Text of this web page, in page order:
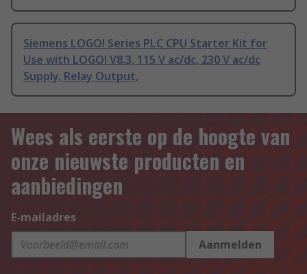
Siemens LOGO! Series PLC CPU Starter Kit for
Use with LOGO! V8.3, 115 V ac/dc, 230 V ac/dc
Supply, Relay Output,
Wees als eerste op de hoogte van
onze nieuwste producten en
aanbiedingen
E-mailadres
Aanmelden